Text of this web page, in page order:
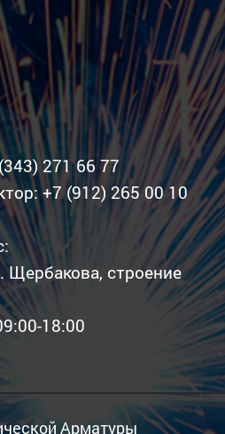
271 66 77
+7 (912) 265 00 10
Щербакова, строение
18:00
Арматуры